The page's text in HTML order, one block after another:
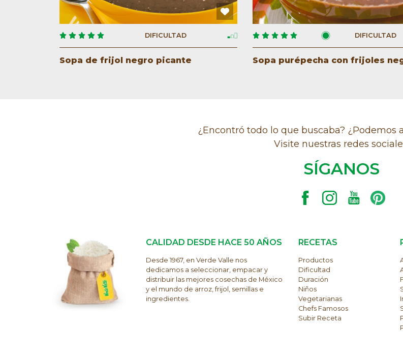
DIFICULTAD
Sopa de frijol negro picante
DIFICULTAD
Sopa purépecha con frijoles
¿Encontró todo lo que buscaba? ¿Podemos
Visite nuestras redes
SÍGANOS
CALIDAD DESDE HACE 50 AÑOS
Desde 1967, en Verde Valle nos
dedicamos a seleccionar, empacar y
distribuir las mejores cosechas de México
y el mundo de arroz, frijol, semillas e
ingredientes.
RECETAS
Productos
Dificultad
Duración
Niños
Vegetarianas
Chefs Famosos
Subir Receta